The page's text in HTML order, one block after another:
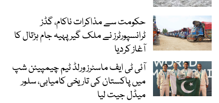
حکومت سے مذاکرات ناکام، گڈز
ٹرانسپورٹرز نے ملک گیر پہیہ جام ہڑتال کا
آغاز کردیا
آئی ٹی ایف ماسٹرز ورلڈ ٹیم چیمپیئن شپ
میں پاکستان کی تاریخی کامیابی، سلور
میڈل جیت لیا